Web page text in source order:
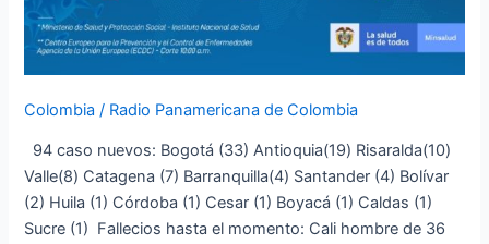
Colombia / Radio Panamericana de Colombia
94 caso nuevos: Bogotá (33) Antioquia(19) Risaralda(10)
Valle(8) Catagena (7) Barranquilla(4) Santander (4) Bolívar
(2) Huila (1) Córdoba (1) Cesar (1) Boyacá (1) Caldas (1)
Sucre (1) Fallecios hasta el momento: Cali hombre de 36